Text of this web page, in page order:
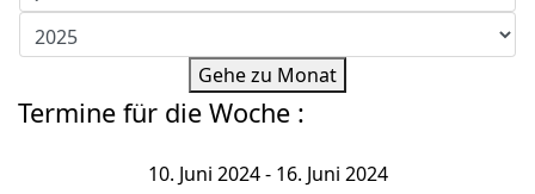
Gehe zu Monat
Termine für die Woche :
10. Juni 2024 - 16. Juni 2024